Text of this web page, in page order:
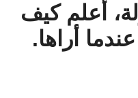
أعلم كيف
أراها.